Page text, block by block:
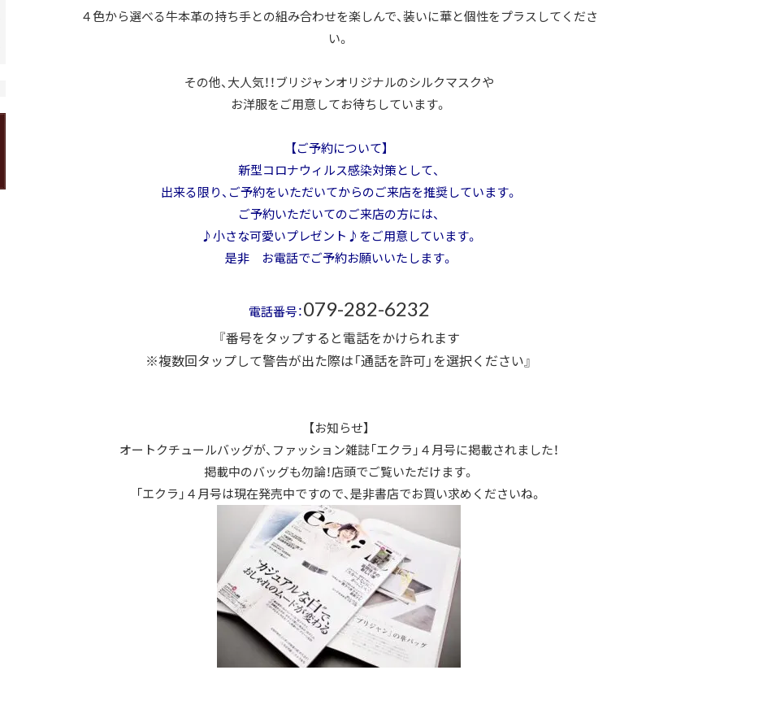
４色から選べる牛本革の持ち手との組み合わせを楽しんで、装いに華と個性をプラスしてくださ
い。
その他、大人気！！ブリジャンオリジナルのシルクマスクや
お洋服をご用意してお待ちしています。
【ご予約について】
新型コロナウィルス感染対策として、
出来る限り、ご予約をいただいてからのご来店を推奨しています。
ご予約いただいてのご来店の方には、
♪小さな可愛いプレゼント♪をご用意しています。
是非 お電話でご予約お願いいたします。
電話番号：079-282-6232
『番号をタップすると電話をかけられます
※複数回タップして警告が出た際は「通話を許可」を選択ください』
【お知らせ】
オートクチュールバッグが、ファッション雑誌「エクラ」４月号に掲載されました！
掲載中のバッグも勿論！店頭でご覧いただけます。
「エクラ」４月号は現在発売中ですので、是非書店でお買い求めくださいね。